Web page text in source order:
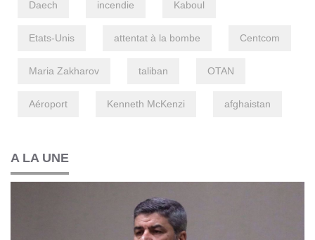
Daech incendie Kaboul
Etats-Unis attentat à la bombe Centcom
Maria Zakharov taliban OTAN
Aéroport Kenneth McKenzi afghaistan
A LA UNE